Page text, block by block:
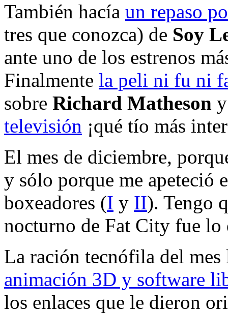
También hacía un repaso
tres que conozca) de Soy
ante uno de los estrenos
Finalmente la peli ni fu ni
sobre Richard Matheson
televisión ¡qué tío más
El mes de diciembre,
y sólo porque me apeteció
boxeadores (I y II). Tengo
nocturno de Fat City fue lo
La ración tecnófila del
animación 3D y software
los enlaces que le dieron